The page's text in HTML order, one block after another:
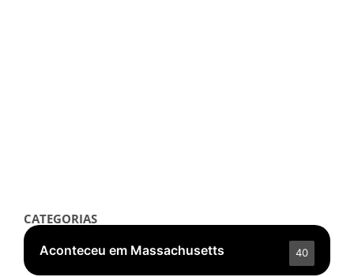
CATEGORIAS
Aconteceu em Massachusetts
40